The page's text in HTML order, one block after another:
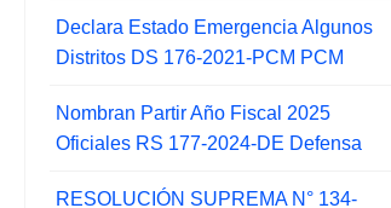
Declara Estado Emergencia Algunos
Distritos DS 176-2021-PCM PCM
Nombran Partir Año Fiscal 2025
Oficiales RS 177-2024-DE Defensa
RESOLUCIÓN SUPREMA N° 134-